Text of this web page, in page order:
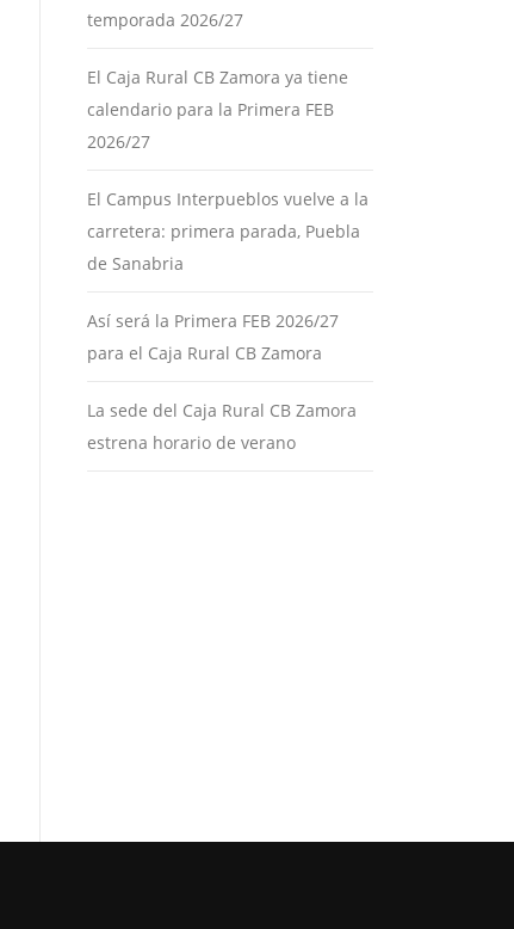
temporada 2026/27
El Caja Rural CB Zamora ya tiene
calendario para la Primera FEB
2026/27
El Campus Interpueblos vuelve a la
carretera: primera parada, Puebla
de Sanabria
Así será la Primera FEB 2026/27
para el Caja Rural CB Zamora
La sede del Caja Rural CB Zamora
estrena horario de verano